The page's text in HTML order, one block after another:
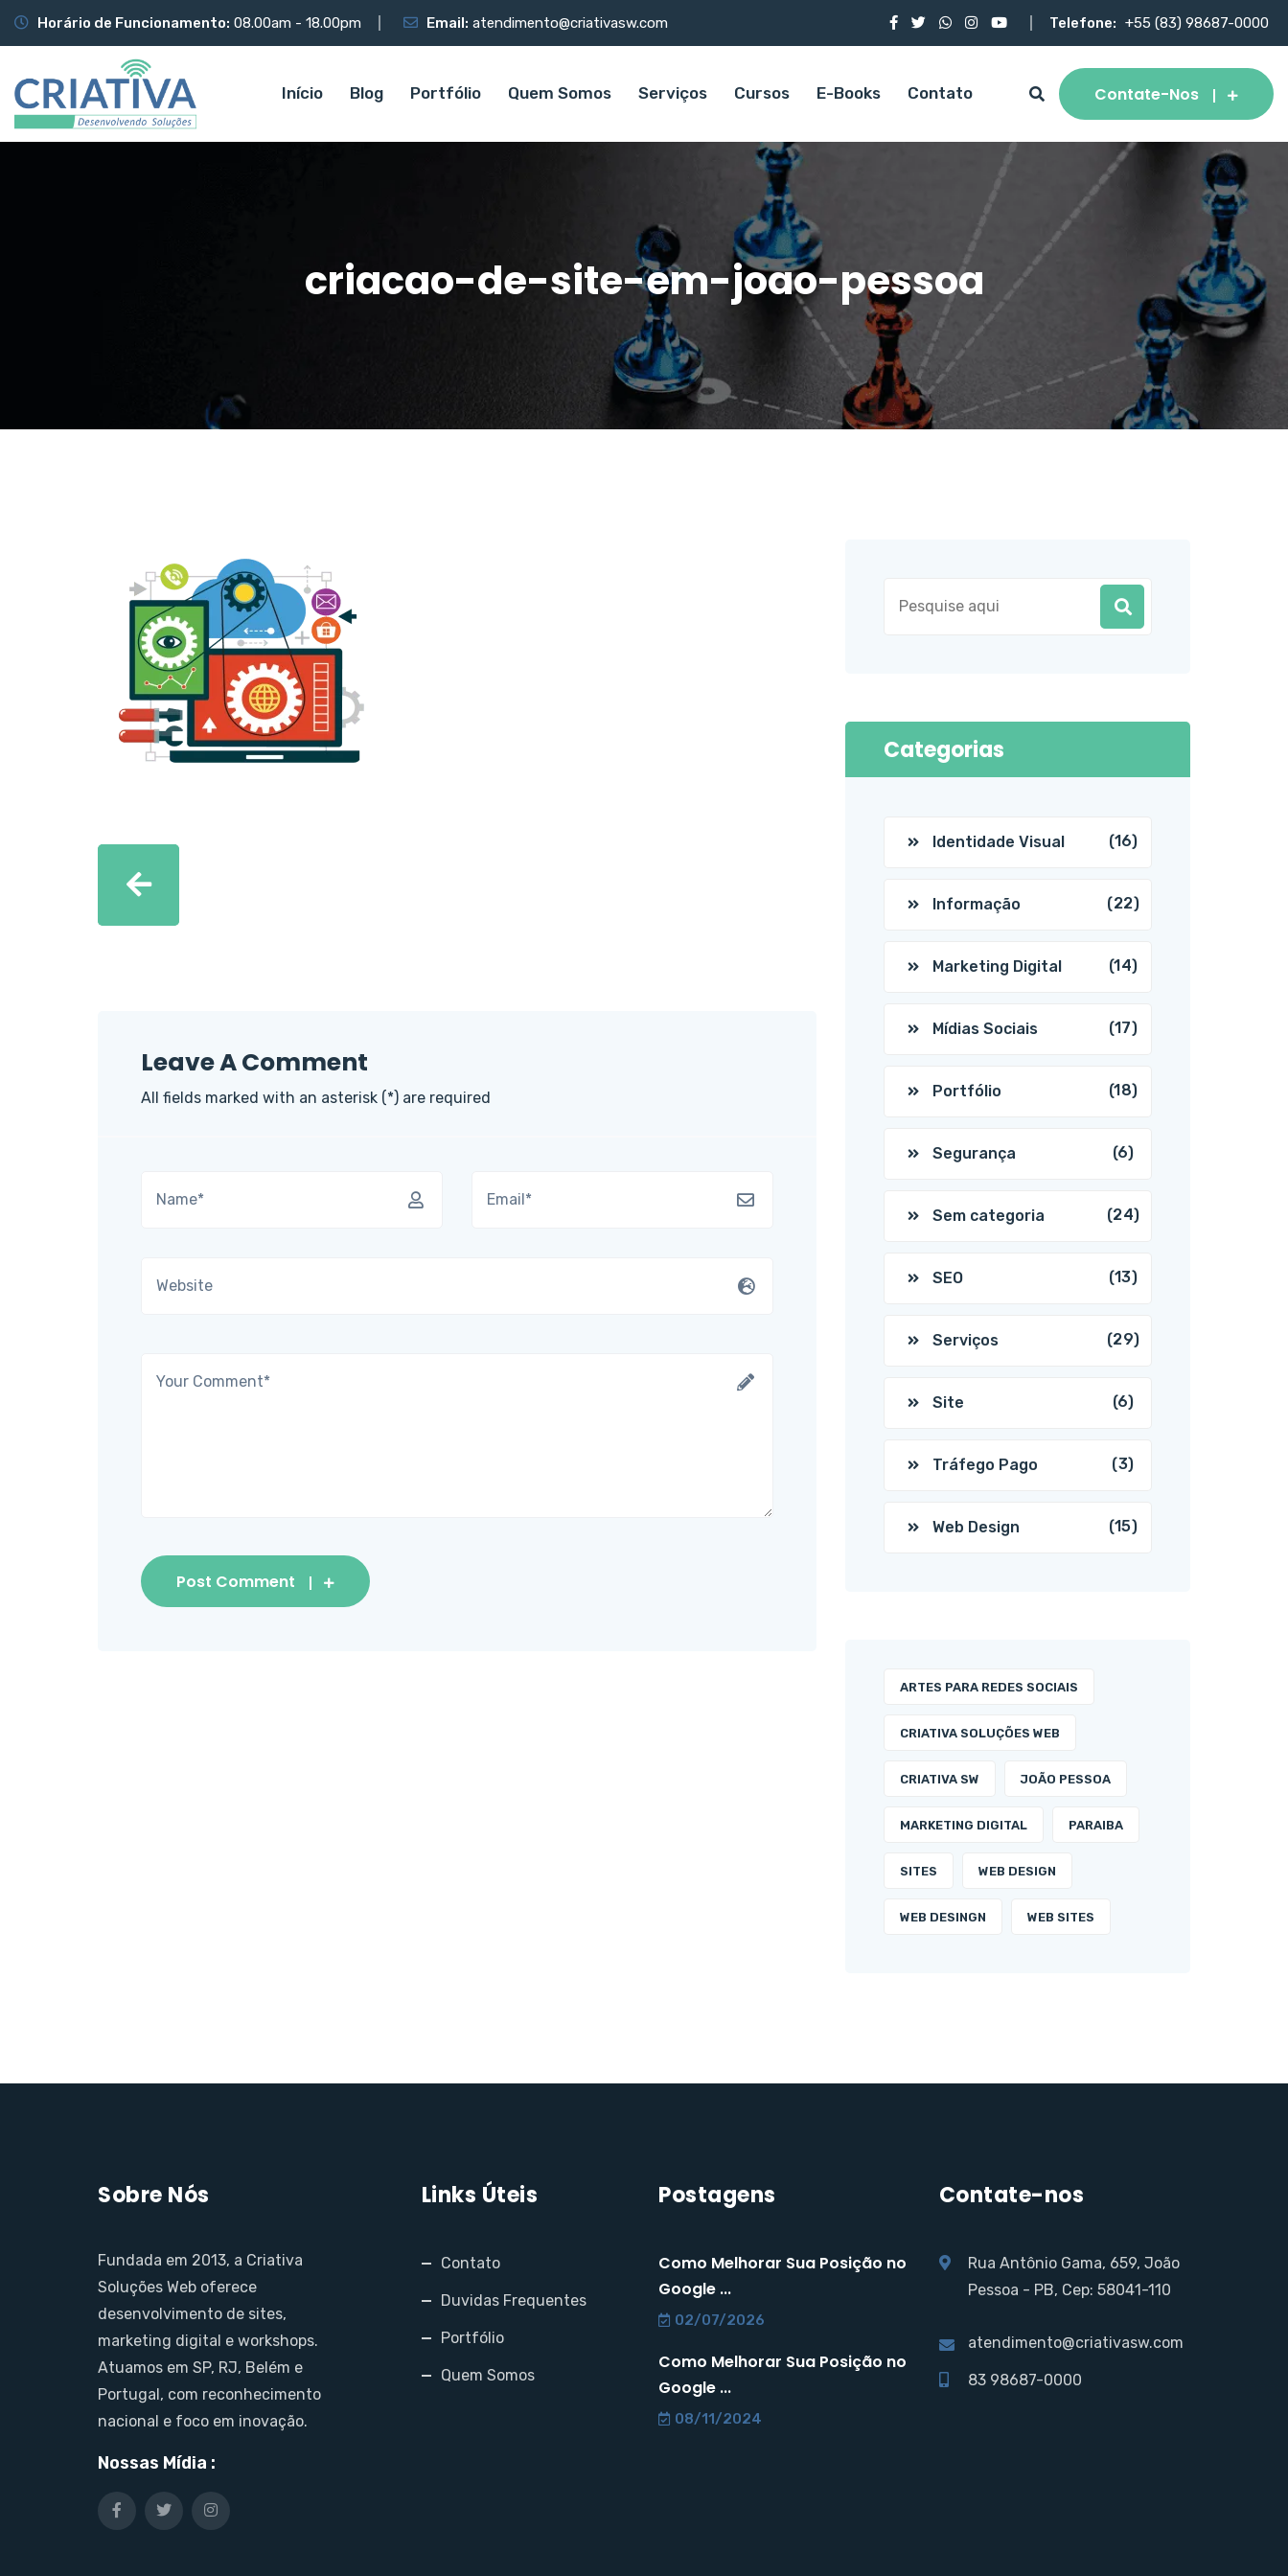
Horário de Funcionamento: 08.00am - 18.00pm Email: atendimento@criativasw.com Telefone: +55 (83) 98687-0000
Início Blog Portfólio Quem Somos Serviços Cursos E-Books Contato Contate-Nos
criacao-de-site-em-joao-pessoa
Leave A Comment
All fields marked with an asterisk (*) are required
Post Comment
Categorias
Identidade Visual (16)
Informação (22)
Marketing Digital (14)
Mídias Sociais (17)
Portfólio (18)
Segurança (6)
Sem categoria (24)
SEO (13)
Serviços (29)
Site (6)
Tráfego Pago (3)
Web Design (15)
ARTES PARA REDES SOCIAIS
CRIATIVA SOLUÇÕES WEB
CRIATIVA SW JOÃO PESSOA
MARKETING DIGITAL PARAIBA
SITES WEB DESIGN
WEB DESINGN WEB SITES
Sobre Nós
Fundada em 2013, a Criativa
Soluções Web oferece
desenvolvimento de sites,
marketing digital e workshops.
Atuamos em SP, RJ, Belém e
Portugal, com reconhecimento
nacional e foco em inovação.
Nossas Mídia :
Links Úteis
Contato
Duvidas Frequentes
Portfólio
Quem Somos
Postagens
Como Melhorar Sua Posição no
Google ...
02/07/2026
Como Melhorar Sua Posição no
Google ...
08/11/2024
Contate-nos
Rua Antônio Gama, 659, João
Pessoa - PB, Cep: 58041-110
atendimento@criativasw.com
83 98687-0000